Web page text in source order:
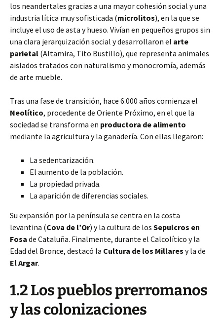
los neandertales gracias a una mayor cohesión social y una
industria lítica muy sofisticada (microlitos), en la que se
incluye el uso de asta y hueso. Vivían en pequeños grupos sin
una clara jerarquización social y desarrollaron el arte
parietal (Altamira, Tito Bustillo), que representa animales
aislados tratados con naturalismo y monocromía, además
de arte mueble.
Tras una fase de transición, hace 6.000 años comienza el
Neolítico, procedente de Oriente Próximo, en el que la
sociedad se transforma en productora de alimento
mediante la agricultura y la ganadería. Con ellas llegaron:
La sedentarización.
El aumento de la población.
La propiedad privada.
La aparición de diferencias sociales.
Su expansión por la península se centra en la costa
levantina (Cova de l’Or) y la cultura de los Sepulcros en
Fosa de Cataluña. Finalmente, durante el Calcolítico y la
Edad del Bronce, destacó la Cultura de los Millares y la de
El Argar.
1.2 Los pueblos prerromanos
y las colonizaciones